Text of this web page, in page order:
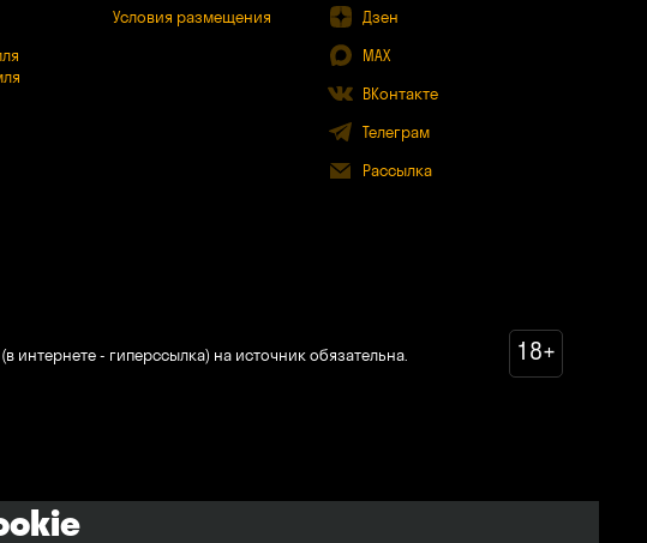
Условия размещения
Дзен
MAX
ВКонтакте
Телеграм
Рассылка
- гиперссылка) на источник обязательна. 18+